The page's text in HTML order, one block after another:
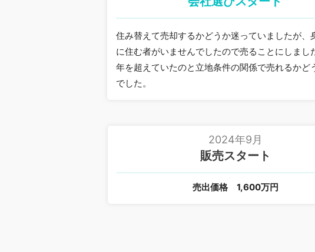
住み替えて売却するかどうか迷っていましたが、
に住む者がいませんでしたので売ることにしまし
年を超えていたのと立地条件の関係で売れるかど
でした。
2024年9月
販売スタート
売出価格 1,600万円